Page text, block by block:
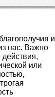
и
нас. Важно
или